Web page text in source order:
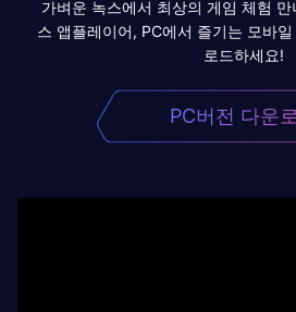
가벼운 녹스에서 최상의 게임 체험
스 앱플레이어, PC에서 즐기는 모바
로드하세요!
PC버전 다운